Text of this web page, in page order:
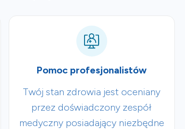
Pomoc profesjonalistów
Twój stan zdrowia jest oceniany
przez doświadczony zespół
medyczny posiadający niezbędne